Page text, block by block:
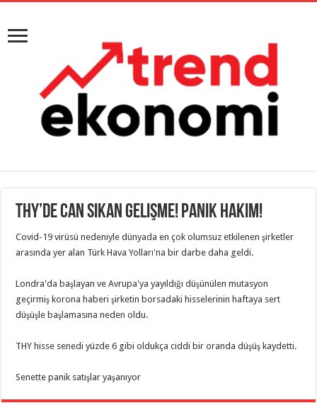
THY’de Can Sıkan Gelişme! Panik Hakim!
Covid-19 virüsü nedeniyle dünyada en çok olumsuz etkilenen şirketler
arasında yer alan Türk Hava Yolları'na bir darbe daha geldi.
Londra'da başlayan ve Avrupa'ya yayıldığı düşünülen mutasyon
geçirmiş korona haberi şirketin borsadaki hisselerinin haftaya sert
düşüşle başlamasına neden oldu.
THY hisse senedi yüzde 6 gibi oldukça ciddi bir oranda düşüş kaydetti.
Senette panik satışlar yaşanıyor